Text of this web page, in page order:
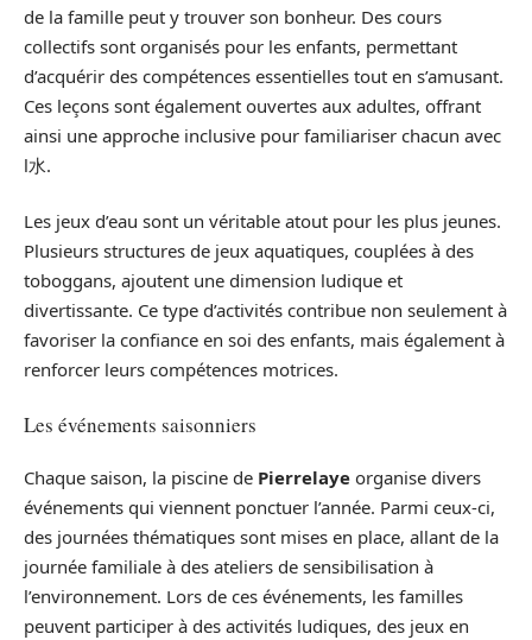
de la famille peut y trouver son bonheur. Des cours
collectifs sont organisés pour les enfants, permettant
d’acquérir des compétences essentielles tout en s’amusant.
Ces leçons sont également ouvertes aux adultes, offrant
ainsi une approche inclusive pour familiariser chacun avec
l水.
Les jeux d’eau sont un véritable atout pour les plus jeunes.
Plusieurs structures de jeux aquatiques, couplées à des
toboggans, ajoutent une dimension ludique et
divertissante. Ce type d’activités contribue non seulement à
favoriser la confiance en soi des enfants, mais également à
renforcer leurs compétences motrices.
Les événements saisonniers
Chaque saison, la piscine de Pierrelaye organise divers
événements qui viennent ponctuer l’année. Parmi ceux-ci,
des journées thématiques sont mises en place, allant de la
journée familiale à des ateliers de sensibilisation à
l’environnement. Lors de ces événements, les familles
peuvent participer à des activités ludiques, des jeux en